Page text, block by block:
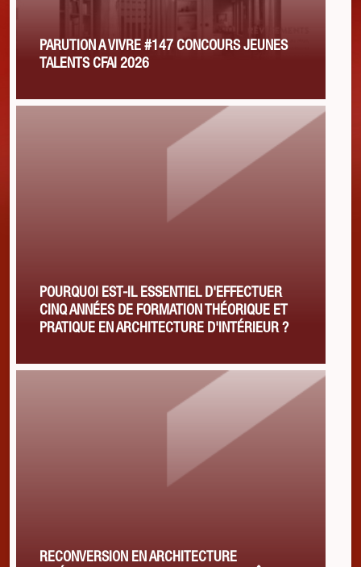
PARUTION A VIVRE #147 CONCOURS JEUNES
TALENTS CFAI 2026
POURQUOI EST-IL ESSENTIEL D'EFFECTUER
CINQ ANNÉES DE FORMATION THÉORIQUE ET
PRATIQUE EN ARCHITECTURE D'INTÉRIEUR ?
RECONVERSION EN ARCHITECTURE